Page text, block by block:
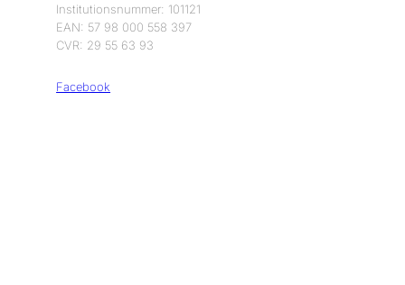
Institutionsnummer: 101121
EAN: 57 98 000 558 397
CVR: 29 55 63 93
Facebook